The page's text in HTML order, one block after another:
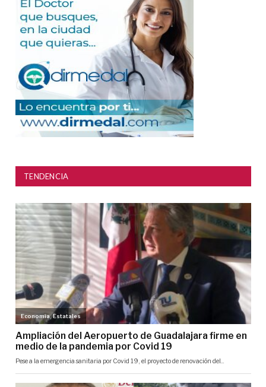
TENDENCIA